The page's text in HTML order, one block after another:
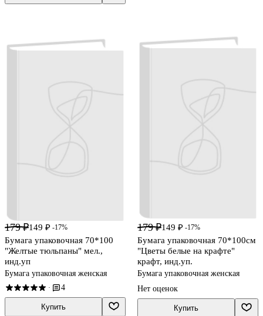
179 ₽149 ₽ -17%
Бумага упаковочная 70*100
"Желтые тюльпаны" мел.,
инд.уп
Бумага упаковочная женская
· 4
Купить
179 ₽149 ₽ -17%
Бумага упаковочная 70*100см
"Цветы белые на крафте"
крафт, инд.уп.
Бумага упаковочная женская
Нет оценок
Купить